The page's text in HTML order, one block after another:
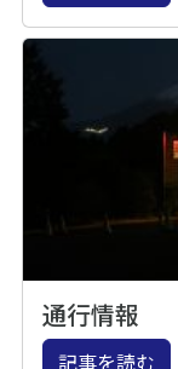
通行情報
記事を読む